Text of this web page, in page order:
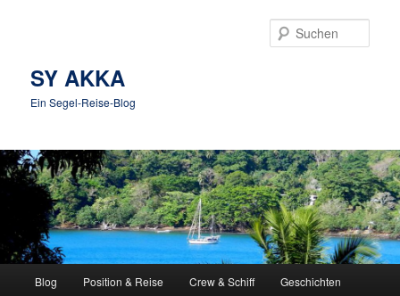
SY AKKA
Ein Segel-Reise-Blog
Blog Position & Reise Crew & Schiff Geschichten